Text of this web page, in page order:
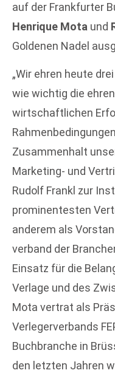
auf der Frankfurter
Henrique Mota und
Goldenen Nadel
„Wir ehren heute
wie wichtig die
wirtschaftlichen
Zusammenhalt
Marketing- und
Rudolf Frankl zur
prominentesten
anderem als
verband der
Einsatz für die
Verlage und des
Mota vertrat als
Verlegerverbands
Buchbranche in
den letzten Jahren